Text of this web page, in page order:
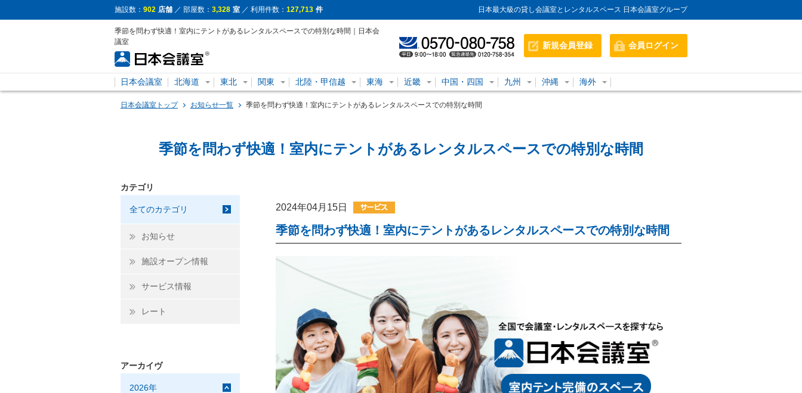
施設数： 902 店舗 ／ 部屋数： 3,328 室 ／ 利用件数： 127,713 件 日本最大級の貸し会議室とレンタルスペース 日本会議室グループ
季節を問わず快適！室内にテントがあるレンタルスペースでの特別な時間｜日本会
議室
新規会員登録 会員ログイン
日本会議室 北海道 東北 関東 北陸・甲信越 東海 近畿 中国・四国 九州 沖縄 海外
日本会議室トップ お知らせ一覧 季節を問わず快適！室内にテントがあるレンタルスペースでの特別な時間
季節を問わず快適！室内にテントがあるレンタルスペースでの特別な時間
カテゴリ
全てのカテゴリ
お知らせ
施設オープン情報
サービス情報
レート
アーカイヴ
2026年
2024年04月15日
季節を問わず快適！室内にテントがあるレンタルスペースでの特別な時間